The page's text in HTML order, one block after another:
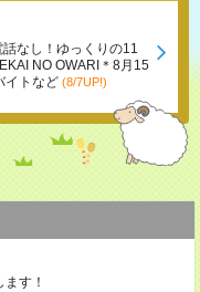
話なし！ゆっくりの11
NO OWARI＊8月15
イトなど (8/7UP!)
す！